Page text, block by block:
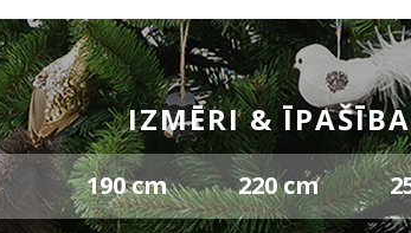
IZMĒRI &
190 cm 220 cm